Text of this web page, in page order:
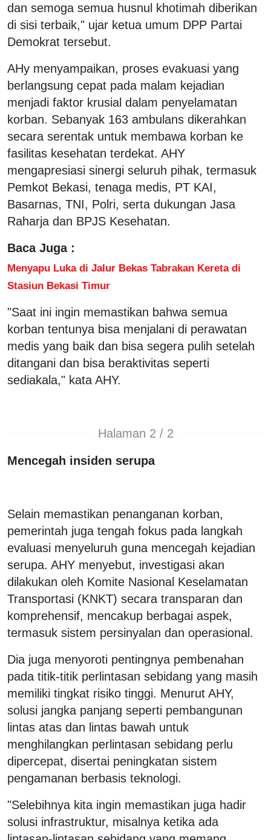
dan semoga semua husnul khotimah diberikan
di sisi terbaik," ujar ketua umum DPP Partai
Demokrat tersebut.
AHy menyampaikan, proses evakuasi yang
berlangsung cepat pada malam kejadian
menjadi faktor krusial dalam penyelamatan
korban. Sebanyak 163 ambulans dikerahkan
secara serentak untuk membawa korban ke
fasilitas kesehatan terdekat. AHY
mengapresiasi sinergi seluruh pihak, termasuk
Pemkot Bekasi, tenaga medis, PT KAI,
Basarnas, TNI, Polri, serta dukungan Jasa
Raharja dan BPJS Kesehatan.
Baca Juga :
Menyapu Luka di Jalur Bekas Tabrakan Kereta di
Stasiun Bekasi Timur
"Saat ini ingin memastikan bahwa semua
korban tentunya bisa menjalani di perawatan
medis yang baik dan bisa segera pulih setelah
ditangani dan bisa beraktivitas seperti
sediakala," kata AHY.
Halaman 2 / 2
Mencegah insiden serupa
Selain memastikan penanganan korban,
pemerintah juga tengah fokus pada langkah
evaluasi menyeluruh guna mencegah kejadian
serupa. AHY menyebut, investigasi akan
dilakukan oleh Komite Nasional Keselamatan
Transportasi (KNKT) secara transparan dan
komprehensif, mencakup berbagai aspek,
termasuk sistem persinyalan dan operasional.
Dia juga menyoroti pentingnya pembenahan
pada titik-titik perlintasan sebidang yang masih
memiliki tingkat risiko tinggi. Menurut AHY,
solusi jangka panjang seperti pembangunan
lintas atas dan lintas bawah untuk
menghilangkan perlintasan sebidang perlu
dipercepat, disertai peningkatan sistem
pengamanan berbasis teknologi.
"Selebihnya kita ingin memastikan juga hadir
solusi infrastruktur, misalnya ketika ada